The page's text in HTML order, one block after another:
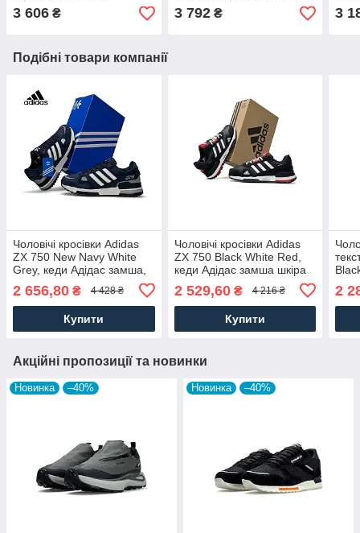
взуття
3 606 ₴
Чоловіче взуття
3 792₴ 3
Подібні товари компанії
Чоловічі кросівки Adidas
ZX 750 New Navy White
Grey, кеди Адідас замша,
Чоловіче взуття
2 656,80 ₴ 4 428 ₴
Купити
Чоловічі кросівки Adidas
ZX 750 Black White Red,
кеди Адідас замша шкіра
текстиль чорні. Чоловіче
взуття
2 529,60₴ 4 216 ₴
Купити
2
Акційні пропозиції та новинки
Новинка –40% Новинка –40%